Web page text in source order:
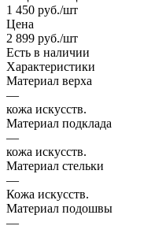
1 450 руб./шт
Цена
2 899 руб./шт
Есть в наличии
Характеристики
Материал верха
—
кожа искусств.
Материал подклада
—
кожа искусств.
Материал стельки
—
Кожа искусств.
Материал подошвы
—